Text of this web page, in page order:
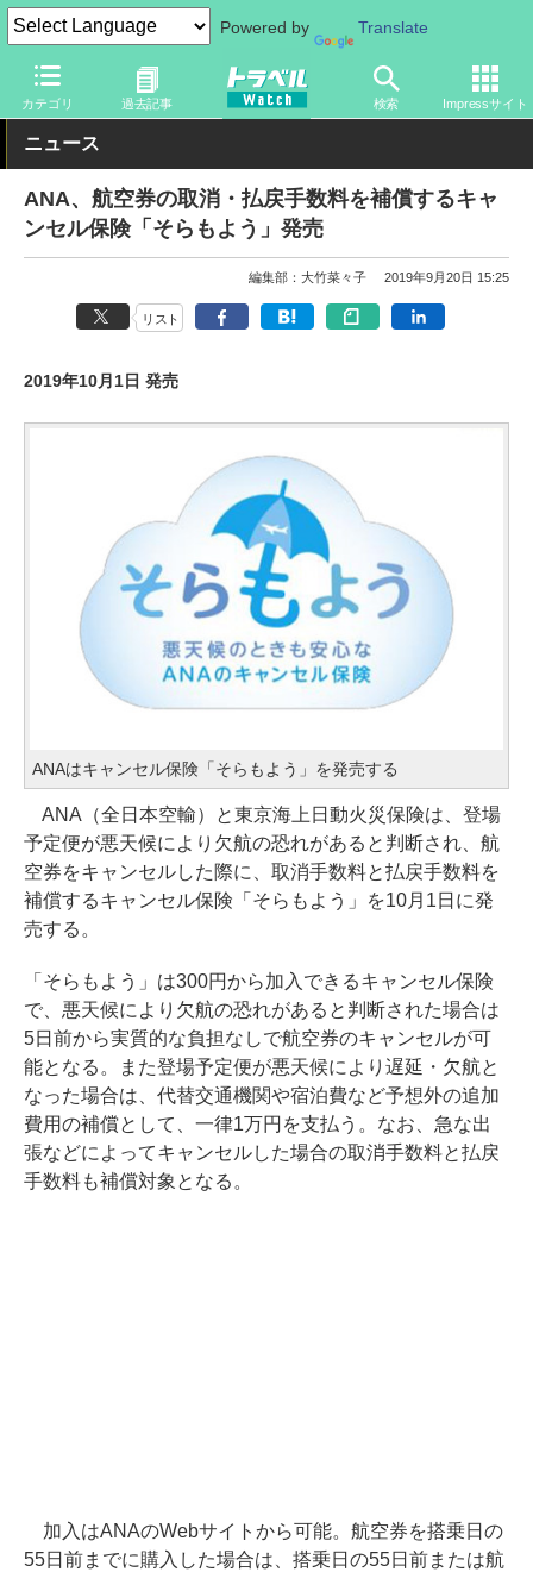
Powered by Translate
カテゴリ 過去記事 検索 Impressサイト
トラベル Watch 企業・政府・官庁 国内エアライン ANA
ニュース
ANA、航空券の取消・払戻手数料を補償するキャ
ンセル保険「そらもよう」発売
編集部：大竹菜々子 2019年9月20日 15:25
リスト
2019年10月1日 発売
ANAはキャンセル保険「そらもよう」を発売する
ANA（全日本空輸）と東京海上日動火災保険は、登場
予定便が悪天候により欠航の恐れがあると判断され、航
空券をキャンセルした際に、取消手数料と払戻手数料を
補償するキャンセル保険「そらもよう」を10月1日に発
売する。
「そらもよう」は300円から加入できるキャンセル保険
で、悪天候により欠航の恐れがあると判断された場合は
5日前から実質的な負担なしで航空券のキャンセルが可
能となる。また登場予定便が悪天候により遅延・欠航と
なった場合は、代替交通機関や宿泊費など予想外の追加
費用の補償として、一律1万円を支払う。なお、急な出
張などによってキャンセルした場合の取消手数料と払戻
手数料も補償対象となる。
加入はANAのWebサイトから可能。航空券を搭乗日の
55日前までに購入した場合は、搭乗日の55日前または航